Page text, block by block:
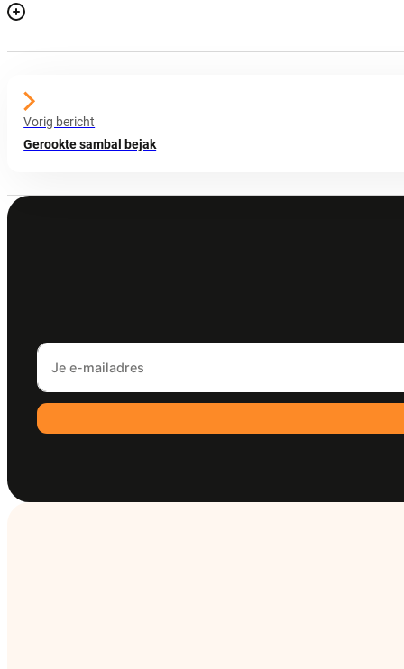
Vorig bericht
Gerookte sambal bejak